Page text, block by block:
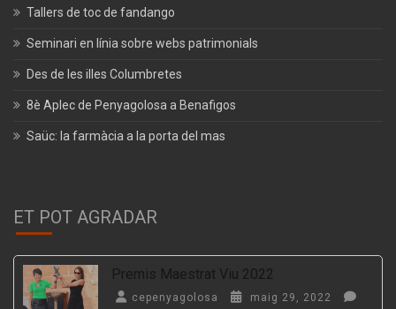
Tallers de toc de fandango
Seminari en línia sobre webs patrimonials
Des de les illes Columbretes
8è Aplec de Penyagolosa a Benafigos
Saüc: la farmàcia a la porta del mas
ET POT AGRADAR
Premis Maestrat Viu 2022
cepenyagolosa
maig 29, 2022